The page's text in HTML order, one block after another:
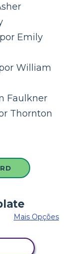
por Emily
William
Faulkner
Thornton
Mais Opções